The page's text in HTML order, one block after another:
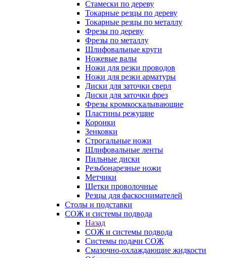
Стамески по дереву
Токарные резцы по дереву
Токарные резцы по металлу
Фрезы по дереву
Фрезы по металлу
Шлифовальные круги
Ножевые валы
Ножи для резки проводов
Ножи для резки арматуры
Диски для заточки сверл
Диски для заточки фрез
Фрезы кромкоскалывающие
Пластины режущие
Коронки
Зенковки
Строгальные ножи
Шлифовальные ленты
Пильные диски
Резьбонарезные ножи
Метчики
Щетки проволочные
Резцы для фаскоснимателей
Столы и подставки
СОЖ и системы подвода
Назад
СОЖ и системы подвода
Системы подачи СОЖ
Смазочно-охлаждающие жидкости